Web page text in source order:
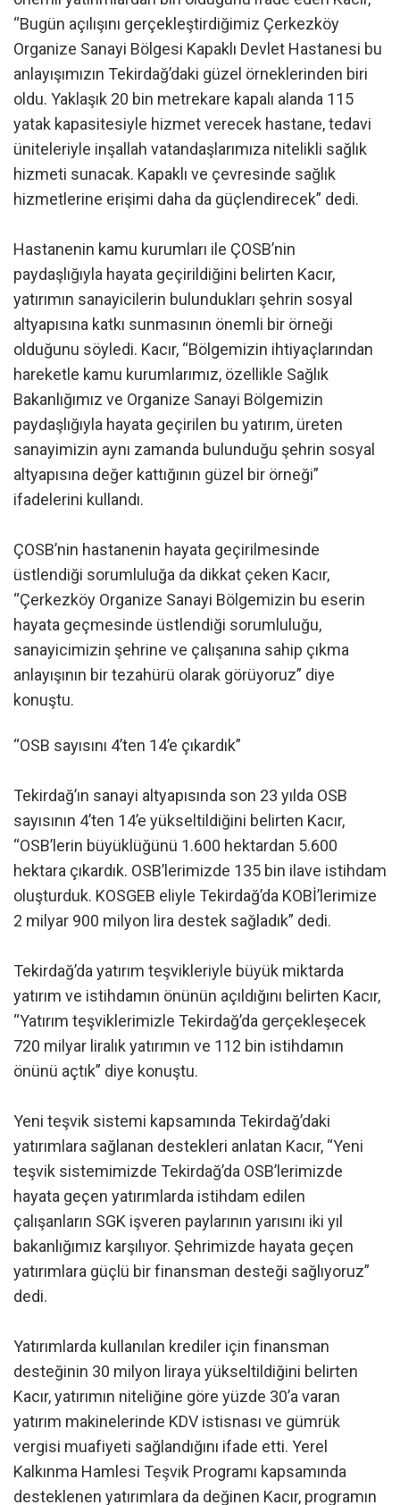
“Bugün açılışını gerçekleştirdiğimiz Çerkezköy
Organize Sanayi Bölgesi Kapaklı Devlet Hastanesi bu
anlayışımızın Tekirdağ’daki güzel örneklerinden biri
oldu. Yaklaşık 20 bin metrekare kapalı alanda 115
yatak kapasitesiyle hizmet verecek hastane, tedavi
üniteleriyle inşallah vatandaşlarımıza nitelikli sağlık
hizmeti sunacak. Kapaklı ve çevresinde sağlık
hizmetlerine erişimi daha da güçlendirecek” dedi.
Hastanenin kamu kurumları ile ÇOSB’nin
paydaşlığıyla hayata geçirildiğini belirten Kacır,
yatırımın sanayicilerin bulundukları şehrin sosyal
altyapısına katkı sunmasının önemli bir örneği
olduğunu söyledi. Kacır, “Bölgemizin ihtiyaçlarından
hareketle kamu kurumlarımız, özellikle Sağlık
Bakanlığımız ve Organize Sanayi Bölgemizin
paydaşlığıyla hayata geçirilen bu yatırım, üreten
sanayimizin aynı zamanda bulunduğu şehrin sosyal
altyapısına değer kattığının güzel bir örneği”
ifadelerini kullandı.
ÇOSB’nin hastanenin hayata geçirilmesinde
üstlendiği sorumluluğa da dikkat çeken Kacır,
“Çerkezköy Organize Sanayi Bölgemizin bu eserin
hayata geçmesinde üstlendiği sorumluluğu,
sanayicimizin şehrine ve çalışanına sahip çıkma
anlayışının bir tezahürü olarak görüyoruz” diye
konuştu.
“OSB sayısını 4’ten 14’e çıkardık”
Tekirdağ’ın sanayi altyapısında son 23 yılda OSB
sayısının 4’ten 14’e yükseltildiğini belirten Kacır,
“OSB’lerin büyüklüğünü 1.600 hektardan 5.600
hektara çıkardık. OSB’lerimizde 135 bin ilave istihdam
oluşturduk. KOSGEB eliyle Tekirdağ’da KOBİ’lerimize
2 milyar 900 milyon lira destek sağladık” dedi.
Tekirdağ’da yatırım teşvikleriyle büyük miktarda
yatırım ve istihdamın önünün açıldığını belirten Kacır,
“Yatırım teşviklerimizle Tekirdağ’da gerçekleşecek
720 milyar liralık yatırımın ve 112 bin istihdamın
önünü açtık” diye konuştu.
Yeni teşvik sistemi kapsamında Tekirdağ’daki
yatırımlara sağlanan destekleri anlatan Kacır, “Yeni
teşvik sistemimizde Tekirdağ’da OSB’lerimizde
hayata geçen yatırımlarda istihdam edilen
çalışanların SGK işveren paylarının yarısını iki yıl
bakanlığımız karşılıyor. Şehrimizde hayata geçen
yatırımlara güçlü bir finansman desteği sağlıyoruz”
dedi.
Yatırımlarda kullanılan krediler için finansman
desteğinin 30 milyon liraya yükseltildiğini belirten
Kacır, yatırımın niteliğine göre yüzde 30’a varan
yatırım makinelerinde KDV istisnası ve gümrük
vergisi muafiyeti sağlandığını ifade etti. Yerel
Kalkınma Hamlesi Teşvik Programı kapsamında
desteklenen yatırımlara da değinen Kacır, programın